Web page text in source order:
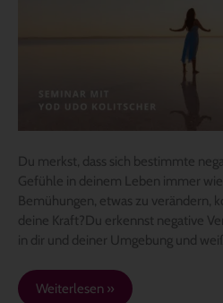
Du merkst, dass sich bestimmte
Gefühle in deinem Leben immer
Bemühungen, etwas zu verändern,
deine Kraft?Du erkennst negative
in dir und deiner Umgebung und
heraus,
was
wirklich
willst
im
Leben
Weiterlesen »